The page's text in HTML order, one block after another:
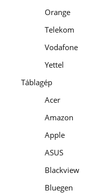
Orange
Telekom
Vodafone
Yettel
Táblagép
Acer
Amazon
Apple
ASUS
Blackview
Bluegen